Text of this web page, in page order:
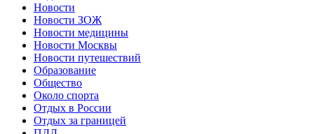
Новости
Новости ЗОЖ
Новости медицины
Новости Москвы
Новости путешествий
Образование
Общество
Около спорта
Отдых в России
Отдых за границей